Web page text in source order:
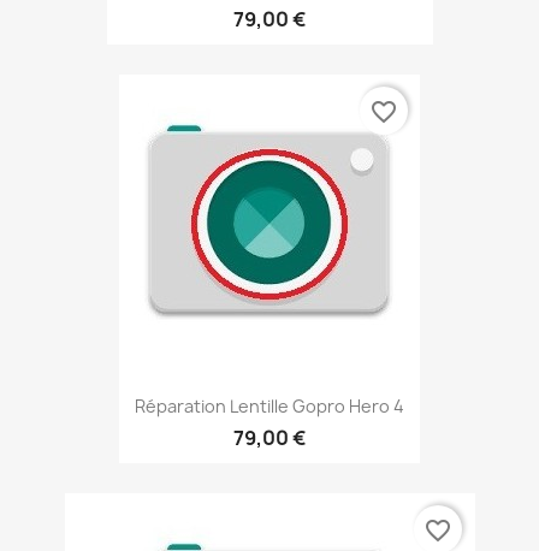
79,00 €
Réparation Lentille Gopro Hero 4
79,00 €
favorite_border
favorite_border